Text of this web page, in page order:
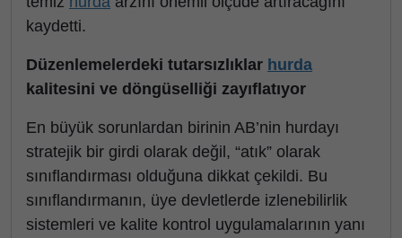
kaydetti.
Düzenlemelerdeki tutarsızlıklar hurda
kalitesini ve döngüselliği zayıflatıyor
En büyük sorunlardan birinin AB’nin hurdayı
stratejik bir girdi olarak değil, “atık” olarak
sınıflandırması olduğuna dikkat çekildi. Bu
sınıflandırmanın, üye devletlerde izlenebilirlik
sistemleri ve kalite kontrol uygulamalarının yanı